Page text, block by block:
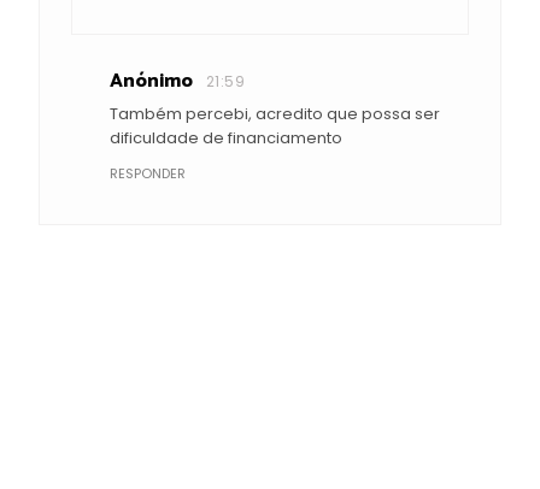
Anónimo 21:59
Também percebi, acredito que possa ser
dificuldade de financiamento
RESPONDER